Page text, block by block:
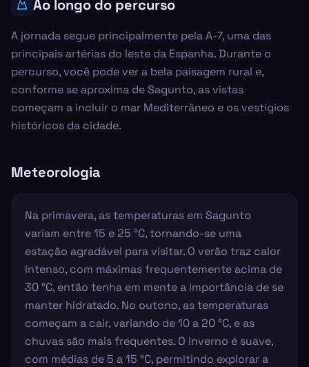
Ao longo do percurso
A jornada segue principalmente pela A-7, uma das
principais artérias do leste da Espanha. Durante o
percurso, você pode ver a bela paisagem rural e,
conforme se aproxima de Sagunto, as vistas
começam a incluir o mar Mediterrâneo e os vestígios
históricos da cidade.
Meteorologia
Na primavera, as temperaturas em Sagunto
variam entre 15 e 25 °C, tornando-se uma
estação agradável para visitar. O verão traz calor
intenso, com máximas frequentemente acima de
30 °C, então tenha em mente a importância de se
manter hidratado. No outono, as temperaturas
começam a cair, variando de 10 a 20 °C, e as
chuvas são mais frequentes. O inverno é suave,
com médias de 5 a 15 °C, permitindo explorar a